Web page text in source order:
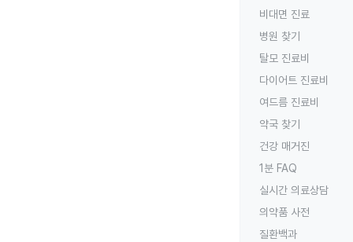
비대면 진료
병원 찾기
탈모 진료비
다이어트 진료비
여드름 진료비
약국 찾기
건강 매거진
1분 FAQ
실시간 의료상담
의약품 사전
질환백과